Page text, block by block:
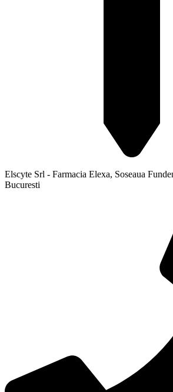
Elscyte Srl - Farmacia Elexa, Soseaua
Bucuresti